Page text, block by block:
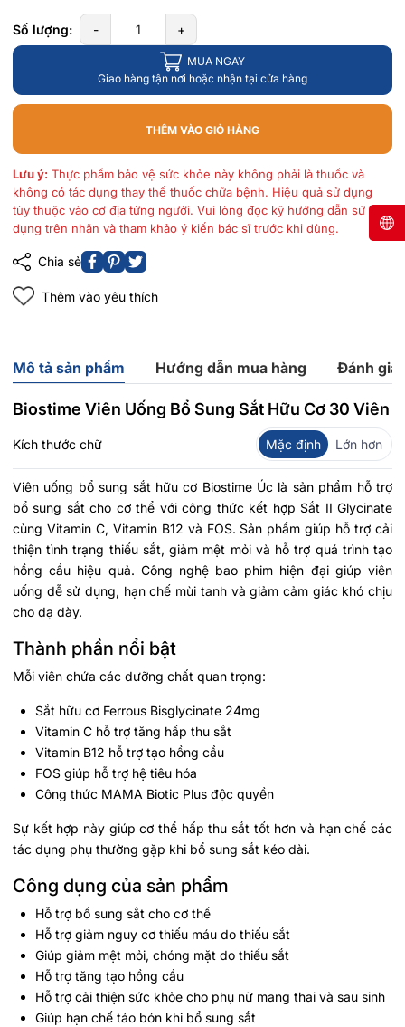
Số lượng: - +
MUA NGAY
Giao hàng tận nơi hoặc nhận tại cửa hàng
THÊM VÀO GIỎ HÀNG
Lưu ý: Thực phẩm bảo vệ sức khỏe này không phải là thuốc và
không có tác dụng thay thế thuốc chữa bệnh. Hiệu quả sử dụng
tùy thuộc vào cơ địa từng người. Vui lòng đọc kỹ hướng dẫn sử
dụng trên nhãn và tham khảo ý kiến bác sĩ trước khi dùng.
Chia sẻ
Thêm vào yêu thích
Mô tả sản phẩm Hướng dẫn mua hàng Đánh giá
Biostime Viên Uống Bổ Sung Sắt Hữu Cơ 30 Viên
Kích thước chữ Mặc định Lớn hơn
Viên uống bổ sung sắt hữu cơ Biostime Úc là sản phẩm hỗ trợ
bổ sung sắt cho cơ thể với công thức kết hợp Sắt II Glycinate
cùng Vitamin C, Vitamin B12 và FOS. Sản phẩm giúp hỗ trợ cải
thiện tình trạng thiếu sắt, giảm mệt mỏi và hỗ trợ quá trình tạo
hồng cầu hiệu quả. Công nghệ bao phim hiện đại giúp viên
uống dễ sử dụng, hạn chế mùi tanh và giảm cảm giác khó chịu
cho dạ dày.
Thành phần nổi bật
Mỗi viên chứa các dưỡng chất quan trọng:
Sắt hữu cơ Ferrous Bisglycinate 24mg
Vitamin C hỗ trợ tăng hấp thu sắt
Vitamin B12 hỗ trợ tạo hồng cầu
FOS giúp hỗ trợ hệ tiêu hóa
Công thức MAMA Biotic Plus độc quyền
Sự kết hợp này giúp cơ thể hấp thu sắt tốt hơn và hạn chế các
tác dụng phụ thường gặp khi bổ sung sắt kéo dài.
Công dụng của sản phẩm
Hỗ trợ bổ sung sắt cho cơ thể
Hỗ trợ giảm nguy cơ thiếu máu do thiếu sắt
Giúp giảm mệt mỏi, chóng mặt do thiếu sắt
Hỗ trợ tăng tạo hồng cầu
Hỗ trợ cải thiện sức khỏe cho phụ nữ mang thai và sau sinh
Giúp hạn chế táo bón khi bổ sung sắt